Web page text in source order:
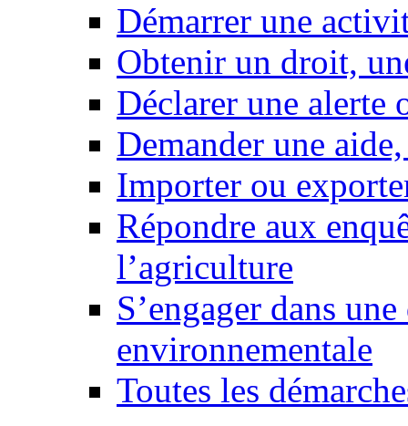
Démarrer une
Obtenir un droit,
Déclarer une alerte
Demander une
Importer ou
Répondre aux
l’agriculture
S’engager dans
environnementale
Toutes les